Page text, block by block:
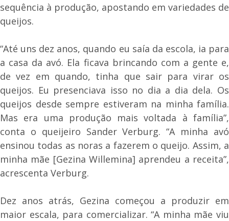
sequência à produção, apostando em variedades de
queijos.
“Até uns dez anos, quando eu saía da escola, ia para
a casa da avó. Ela ficava brincando com a gente e,
de vez em quando, tinha que sair para virar os
queijos. Eu presenciava isso no dia a dia dela. Os
queijos desde sempre estiveram na minha família.
Mas era uma produção mais voltada à família”,
conta o queijeiro Sander Verburg. “A minha avó
ensinou todas as noras a fazerem o queijo. Assim, a
minha mãe [Gezina Willemina] aprendeu a receita”,
acrescenta Verburg.
Dez anos atrás, Gezina começou a produzir em
maior escala, para comercializar. “A minha mãe viu